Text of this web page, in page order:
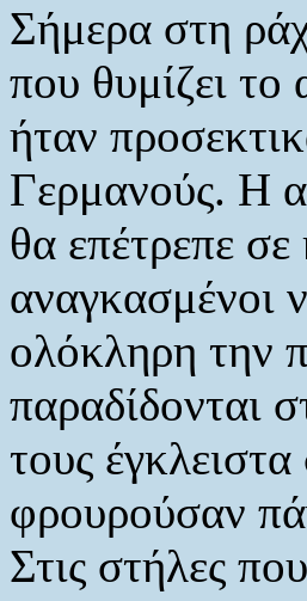
Σήμερα στη
που θυμίζει το
ήταν
Γερμανούς. Η
θα επέτρεπε
αναγκασμένοι
ολόκληρη την
παραδίδονται
τους έγκλειστα
φρουρούσαν
Στις στήλες